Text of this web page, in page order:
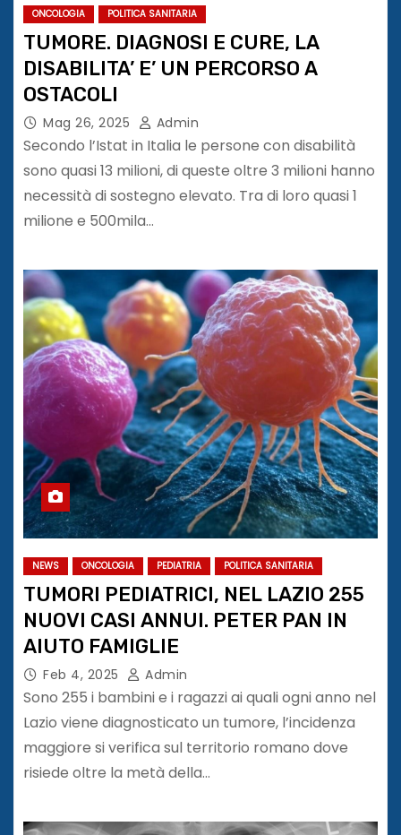
ONCOLOGIA POLITICA SANITARIA
TUMORE. DIAGNOSI E CURE, LA
DISABILITA’ E’ UN PERCORSO A
OSTACOLI
Mag 26, 2025 Admin
Secondo l’Istat in Italia le persone con disabilità
sono quasi 13 milioni, di queste oltre 3 milioni hanno
necessità di sostegno elevato. Tra di loro quasi 1
milione e 500mila…
NEWS ONCOLOGIA PEDIATRIA POLITICA SANITARIA
TUMORI PEDIATRICI, NEL LAZIO 255
NUOVI CASI ANNUI. PETER PAN IN
AIUTO FAMIGLIE
Feb 4, 2025 Admin
Sono 255 i bambini e i ragazzi ai quali ogni anno nel
Lazio viene diagnosticato un tumore, l’incidenza
maggiore si verifica sul territorio romano dove
risiede oltre la metà della…